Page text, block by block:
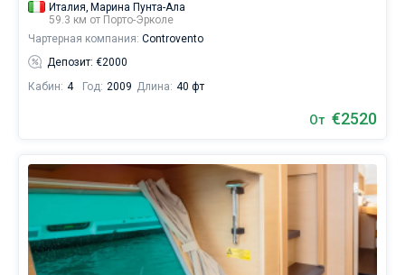
Италия, Марина Пунта-Ала
59.3 км от Порто-Эрколе
Чартерная компания: Controvento
Депозит: €2000
Кабин: 4 Год: 2009 Длина: 40 фт
От €2520